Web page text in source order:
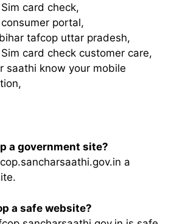
card check,
portal,
tafcop uttar pradesh,
card check customer care,
saathi know your mobile
a government site?
a
a safe website?